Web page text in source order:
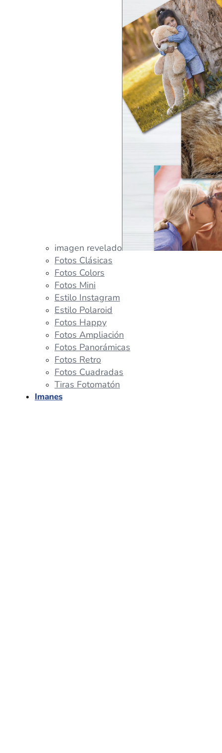
imagen revelado
Fotos Clásicas
Fotos Colors
Fotos Mini
Estilo Instagram
Estilo Polaroid
Fotos Happy
Fotos Ampliación
Fotos Panorámicas
Fotos Retro
Fotos Cuadradas
Tiras Fotomatón
Imanes